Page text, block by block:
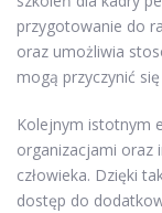
przygotowanie do
oraz umożliwia
mogą przyczynić
Kolejnym istotnym
organizacjami oraz
człowieka. Dzięki
dostęp do